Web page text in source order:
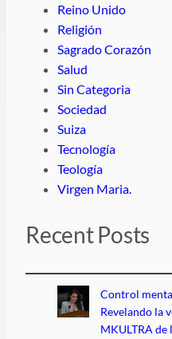
Reino Unido
Religión
Sagrado Corazón
Salud
Sin Categoria
Sociedad
Suiza
Tecnología
Teología
Virgen Maria.
Recent Posts
Control
Revelando la
MKULTRA de